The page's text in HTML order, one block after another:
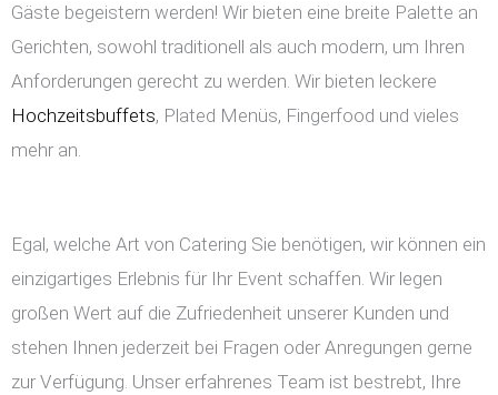
Gäste begeistern werden! Wir bieten eine breite Palette an
Gerichten, sowohl traditionell als auch modern, um Ihren
Anforderungen gerecht zu werden. Wir bieten leckere
Hochzeitsbuffets, Plated Menüs, Fingerfood und vieles
mehr an.
Egal, welche Art von Catering Sie benötigen, wir können ein
einzigartiges Erlebnis für Ihr Event schaffen. Wir legen
großen Wert auf die Zufriedenheit unserer Kunden und
stehen Ihnen jederzeit bei Fragen oder Anregungen gerne
zur Verfügung. Unser erfahrenes Team ist bestrebt, Ihre